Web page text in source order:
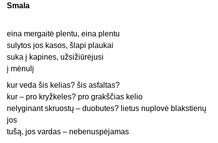
Smala
eina mergaitė plentu, eina plentu
sulytos jos kasos, šlapi plaukai
suka į kapines, užsižiūrėjusi
į mėnulį
kur veda šis kelias? šis asfaltas?
kur – pro kryžkeles? pro grakščias kelio
nelyginant skruostų – duobutes? lietus nuplovė blakstienų
jos
tušą, jos vardas – nebenuspėjamas